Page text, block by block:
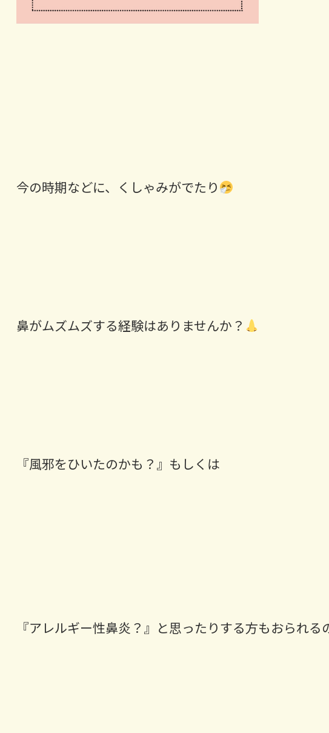
今の時期などに、くしゃみがでたり
鼻がムズムズする経験はありませんか？
『風邪をひいたのかも？』もしくは
『アレルギー性鼻炎？』と思ったりする方もおられ